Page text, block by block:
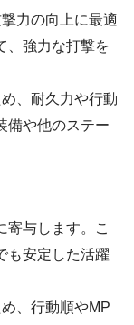
力の向上に最適
、強力な打撃を
、耐久力や行動
備や他のステー
寄与します。こ
も安定した活躍
、行動順やMP